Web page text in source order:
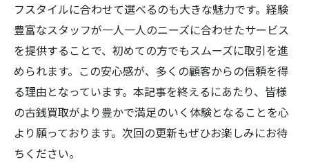
フスタイルに合わせて選べるのも大きな魅力です。経験
豊富なスタッフが一人一人のニーズに合わせたサービス
を提供することで、初めての方でもスムーズに取引を進
められます。この安心感が、多くの顧客からの信頼を得
る理由となっています。本記事を終えるにあたり、皆様
の古銭買取がより豊かで満足のいく体験となることを心
より願っております。次回の更新もぜひお楽しみにお待
ちください。